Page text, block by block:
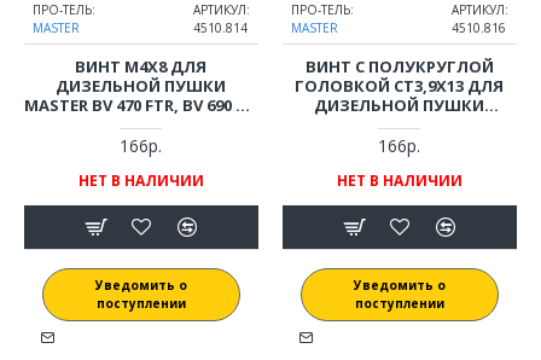
ПРО-ТЕЛЬ:
MASTER
АРТИКУЛ:
4510.814
ВИНТ M4X8 ДЛЯ
ДИЗЕЛЬНОЙ ПУШКИ
MASTER BV 470 FTR, BV 690 FS,
BV 690 FTR
166р.
НЕТ В НАЛИЧИИ
Уведомить о
поступлении
ПРО-ТЕЛЬ:
MASTER
АРТИКУЛ:
4510.816
ВИНТ С ПОЛУКРУГЛОЙ
ГОЛОВКОЙ СТ3,9Х13 ДЛЯ
ДИЗЕЛЬНОЙ ПУШКИ
MASTER BV 470 FTR, BV 690 FS,
BV 690 FTR
166р.
НЕТ В НАЛИЧИИ
Уведомить о
поступлении